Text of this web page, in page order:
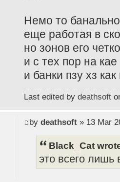
Немо то
еще работая в
но зонов его
и с тех пор на
и банки пзу хз
Last edited by deathsoft
by deathsoft» 13 Mar
Black_Cat
это всего лишь